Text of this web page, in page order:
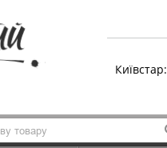
Київстар: